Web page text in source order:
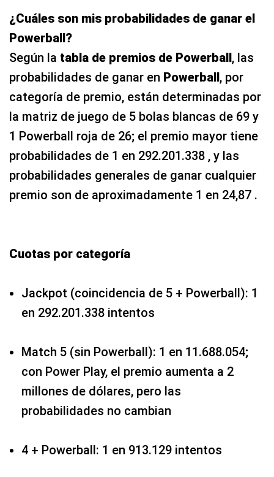
¿Cuáles son mis probabilidades de ganar el
Powerball?
Según la tabla de premios de Powerball, las
probabilidades de ganar en Powerball, por
categoría de premio, están determinadas por
la matriz de juego de 5 bolas blancas de 69 y
1 Powerball roja de 26; el premio mayor tiene
probabilidades de 1 en 292.201.338 , y las
probabilidades generales de ganar cualquier
premio son de aproximadamente 1 en 24,87 .
Cuotas por categoría
Jackpot (coincidencia de 5 + Powerball): 1
en 292.201.338 intentos
Match 5 (sin Powerball): 1 en 11.688.054;
con Power Play, el premio aumenta a 2
millones de dólares, pero las
probabilidades no cambian
4 + Powerball: 1 en 913.129 intentos